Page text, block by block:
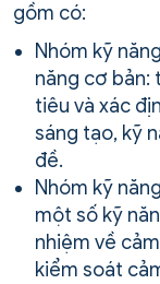
gồm có:
Nhóm kỹ
năng cơ bản:
tiêu và xác
sáng tạo, kỹ
đề.
Nhóm kỹ
một số kỹ
nhiệm về
kiểm soát